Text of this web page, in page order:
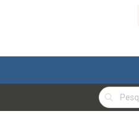
PESQUISAR